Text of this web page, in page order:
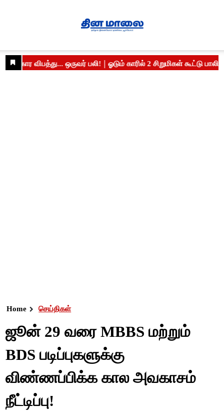
Home செய்திகள்
ஜூன் 29 வரை MBBS மற்றும்
BDS படிப்புகளுக்கு
விண்ணப்பிக்க கால அவகாசம்
நீட்டிப்பு!